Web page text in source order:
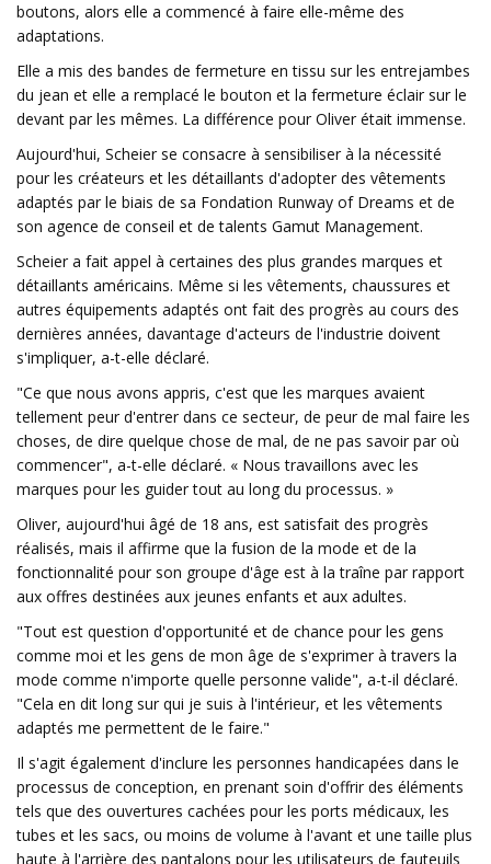
boutons, alors elle a commencé à faire elle-même des
adaptations.
Elle a mis des bandes de fermeture en tissu sur les entrejambes
du jean et elle a remplacé le bouton et la fermeture éclair sur le
devant par les mêmes. La différence pour Oliver était immense.
Aujourd'hui, Scheier se consacre à sensibiliser à la nécessité
pour les créateurs et les détaillants d'adopter des vêtements
adaptés par le biais de sa Fondation Runway of Dreams et de
son agence de conseil et de talents Gamut Management.
Scheier a fait appel à certaines des plus grandes marques et
détaillants américains. Même si les vêtements, chaussures et
autres équipements adaptés ont fait des progrès au cours des
dernières années, davantage d'acteurs de l'industrie doivent
s'impliquer, a-t-elle déclaré.
"Ce que nous avons appris, c'est que les marques avaient
tellement peur d'entrer dans ce secteur, de peur de mal faire les
choses, de dire quelque chose de mal, de ne pas savoir par où
commencer", a-t-elle déclaré. « Nous travaillons avec les
marques pour les guider tout au long du processus. »
Oliver, aujourd'hui âgé de 18 ans, est satisfait des progrès
réalisés, mais il affirme que la fusion de la mode et de la
fonctionnalité pour son groupe d'âge est à la traîne par rapport
aux offres destinées aux jeunes enfants et aux adultes.
"Tout est question d'opportunité et de chance pour les gens
comme moi et les gens de mon âge de s'exprimer à travers la
mode comme n'importe quelle personne valide", a-t-il déclaré.
"Cela en dit long sur qui je suis à l'intérieur, et les vêtements
adaptés me permettent de le faire."
Il s'agit également d'inclure les personnes handicapées dans le
processus de conception, en prenant soin d'offrir des éléments
tels que des ouvertures cachées pour les ports médicaux, les
tubes et les sacs, ou moins de volume à l'avant et une taille plus
haute à l'arrière des pantalons pour les utilisateurs de fauteuils